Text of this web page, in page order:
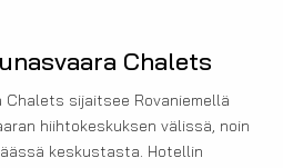
Chalets
Chalets sijaitsee Rovaniemellä
hiihtokeskuksen välissä, noin
keskustasta. Hotellin